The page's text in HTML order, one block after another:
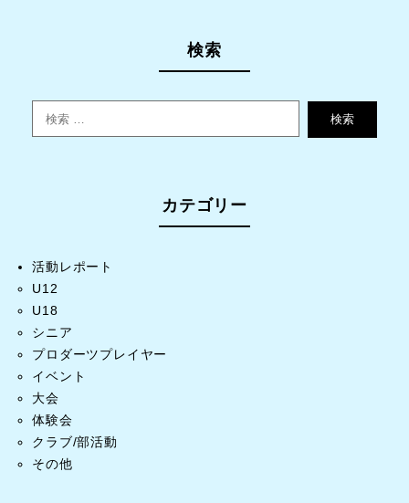
検索
検索
カテゴリー
活動レポート
U12
U18
シニア
プロダーツプレイヤー
イベント
大会
体験会
クラブ/部活動
その他